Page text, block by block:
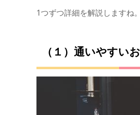
1つずつ詳細を解説しますね。
（１）通いやすい